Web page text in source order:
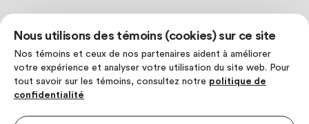
Nous utilisons des témoins (cookies) sur ce site
Nos témoins et ceux de nos partenaires aident à améliorer
votre expérience et analyser votre utilisation du site web. Pour
tout savoir sur les témoins, consultez notre politique de
confidentialité